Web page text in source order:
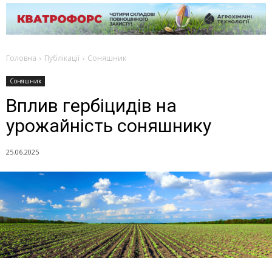
Головна Публікації Соняшник
Соняшник
Вплив гербіцидів на
урожайність соняшнику
25.06.2025